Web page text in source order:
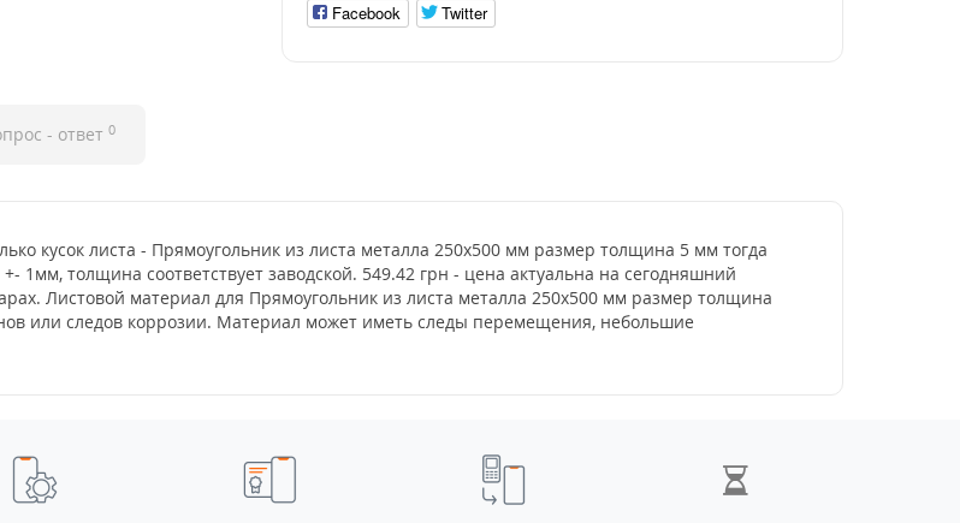
Facebook Twitter
- ответ 0
кусок листа - Прямоугольник из листа металла 250х500 мм размер толщина 5 мм тогда
1мм, толщина соответствует заводской. 549.42 грн - цена актуальна на сегодняшний
Листовой материал для Прямоугольник из листа металла 250х500 мм размер толщина
или следов коррозии. Материал может иметь следы перемещения, небольшие